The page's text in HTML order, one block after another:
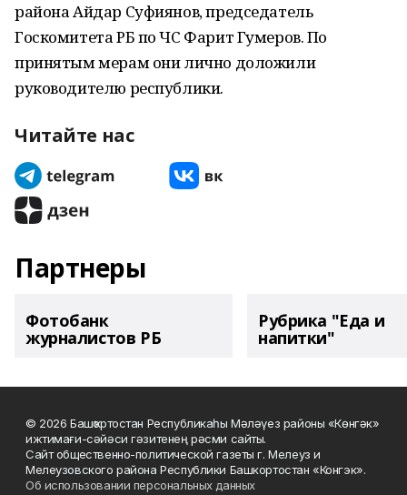
района Айдар Суфиянов, председатель
Госкомитета РБ по ЧС Фарит Гумеров. По
принятым мерам они лично доложили
руководителю республики.
Читайте нас
Партнеры
Фотобанк
журналистов РБ
Рубрика "Еда и
напитки"
© 2026 Башҡортостан Республикаһы Мәләүез районы «Көнгәк»
ижтимағи-сәйәси гәзитенең рәсми сайты.
Сайт общественно-политической газеты г. Мелеуз и
Мелеузовского района Республики Башкортостан «Конгэк».
Об использовании персональных данных